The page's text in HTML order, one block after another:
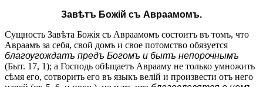
Завѣтъ Божій съ Авраамомъ.
Сущность Завѣта Божія съ Авраамомъ состоитъ въ томъ, что
Авраамъ за себя, свой домъ и свое потомство обязуется
благоугождатъ предъ Богомъ и бытъ непорочнымъ
(Быт. 17, 1); а Господь обѣщаетъ Аврааму не только умножить
сѣмя его, сотворить его въ языкъ велій и произвести отъ него